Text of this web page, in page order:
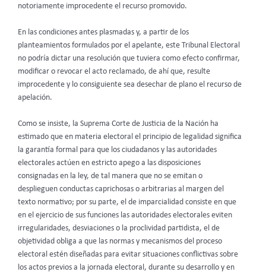
notoriamente improcedente el recurso promovido.
En las condiciones antes plasmadas y, a partir de los
planteamientos formulados por el apelante, este Tribunal Electoral
no podría dictar una resolución que tuviera como efecto confirmar,
modificar o revocar el acto reclamado, de ahí que, resulte
improcedente y lo consiguiente sea desechar de plano el recurso de
apelación.
Como se insiste, la Suprema Corte de Justicia de la Nación ha
estimado que en materia electoral el principio de legalidad significa
la garantía formal para que los ciudadanos y las autoridades
electorales actúen en estricto apego a las disposiciones
consignadas en la ley, de tal manera que no se emitan o
desplieguen conductas caprichosas o arbitrarias al margen del
texto normativo; por su parte, el de imparcialidad consiste en que
en el ejercicio de sus funciones las autoridades electorales eviten
irregularidades, desviaciones o la proclividad partidista, el de
objetividad obliga a que las normas y mecanismos del proceso
electoral estén diseñadas para evitar situaciones conflictivas sobre
los actos previos a la jornada electoral, durante su desarrollo y en